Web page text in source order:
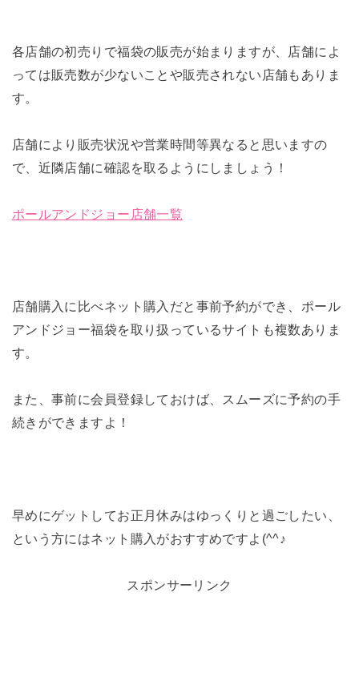
各店舗の初売りで福袋の販売が始まりますが、店舗によ
っては販売数が少ないことや販売されない店舗もありま
す。
店舗により販売状況や営業時間等異なると思いますの
で、近隣店舗に確認を取るようにしましょう！
ポールアンドジョー店舗一覧
店舗購入に比べネット購入だと事前予約ができ、ポール
アンドジョー福袋を取り扱っているサイトも複数ありま
す。
また、事前に会員登録しておけば、スムーズに予約の手
続きができますよ！
早めにゲットしてお正月休みはゆっくりと過ごしたい、
という方にはネット購入がおすすめですよ(^^♪
スポンサーリンク